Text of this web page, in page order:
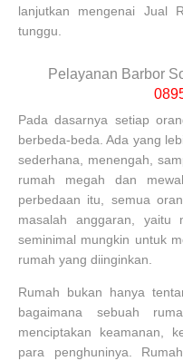
lanjutkan mengenai Jual
tunggu.
Pelayanan Barbor
Pada dasarnya setiap
berbeda-beda. Ada yang
sederhana, menengah,
rumah megah dan
perbedaan itu, semua
masalah anggaran, yaitu
seminimal mungkin untuk
rumah yang diinginkan.
Rumah bukan hanya
bagaimana sebuah
menciptakan keamanan,
para penghuninya.